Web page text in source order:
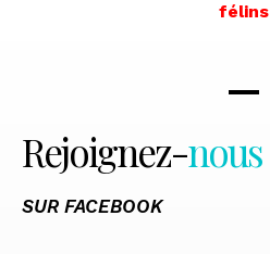
félins
Rejoignez-nous
SUR FACEBOOK